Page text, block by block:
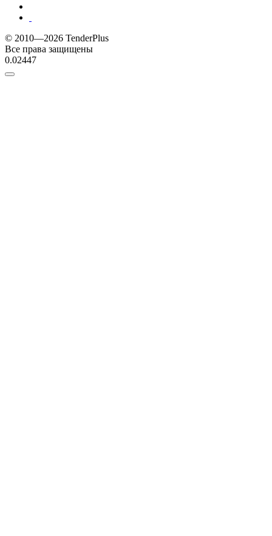
© 2010—2026 TenderPlus
Все права защищены
0.02447